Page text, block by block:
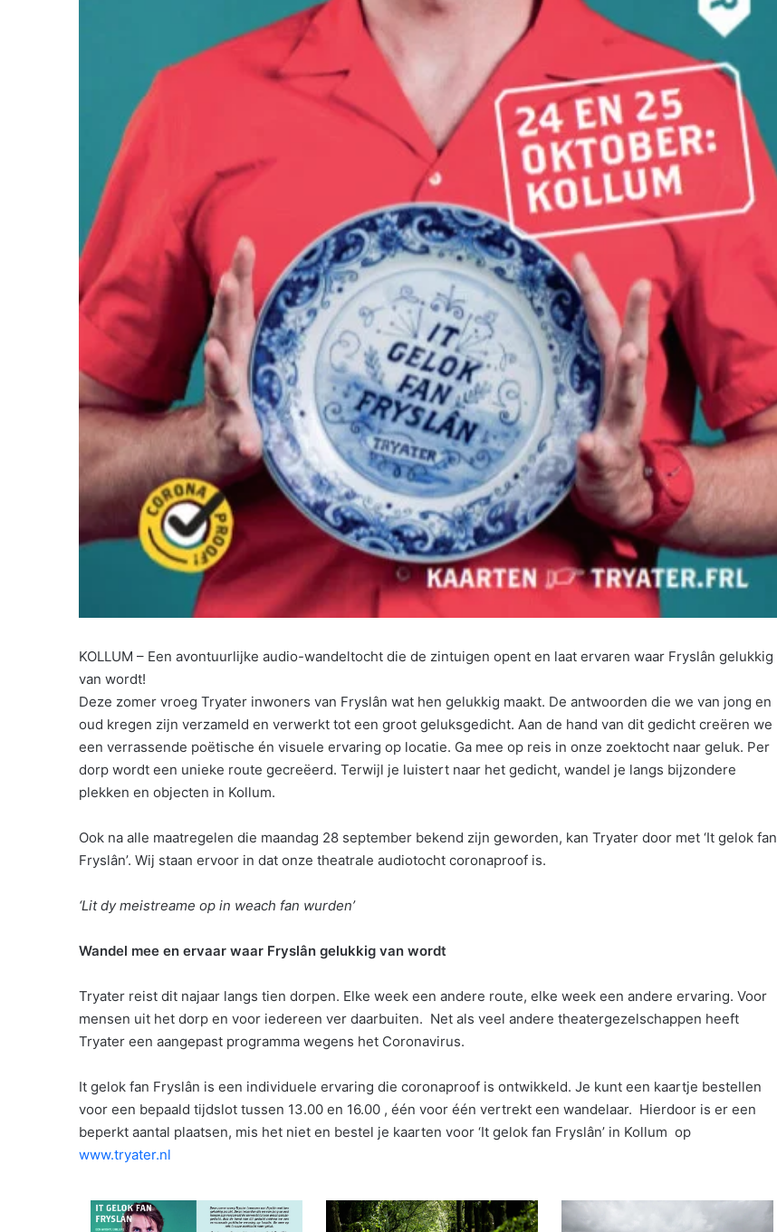
KOLLUM – Een avontuurlijke audio-wandeltocht die de zintuigen opent en laat ervaren waar Fryslân gelukkig
van wordt!
Deze zomer vroeg Tryater inwoners van Fryslân wat hen gelukkig maakt. De antwoorden die we van jong en
oud kregen zijn verzameld en verwerkt tot een groot geluksgedicht. Aan de hand van dit gedicht creëren we
een verrassende poëtische én visuele ervaring op locatie. Ga mee op reis in onze zoektocht naar geluk. Per
dorp wordt een unieke route gecreëerd. Terwijl je luistert naar het gedicht, wandel je langs bijzondere
plekken en objecten in Kollum.
Ook na alle maatregelen die maandag 28 september bekend zijn geworden, kan Tryater door met ‘It gelok fan
Fryslân’. Wij staan ervoor in dat onze theatrale audiotocht coronaproof is.
‘Lit dy meistreame op in weach fan wurden’
Wandel mee en ervaar waar Fryslân gelukkig van wordt
Tryater reist dit najaar langs tien dorpen. Elke week een andere route, elke week een andere ervaring. Voor
mensen uit het dorp en voor iedereen ver daarbuiten. Net als veel andere theatergezelschappen heeft
Tryater een aangepast programma wegens het Coronavirus.
It gelok fan Fryslân is een individuele ervaring die coronaproof is ontwikkeld. Je kunt een kaartje bestellen
voor een bepaald tijdslot tussen 13.00 en 16.00 , één voor één vertrekt een wandelaar. Hierdoor is er een
beperkt aantal plaatsen, mis het niet en bestel je kaarten voor ‘It gelok fan Fryslân’ in Kollum op
www.tryater.nl